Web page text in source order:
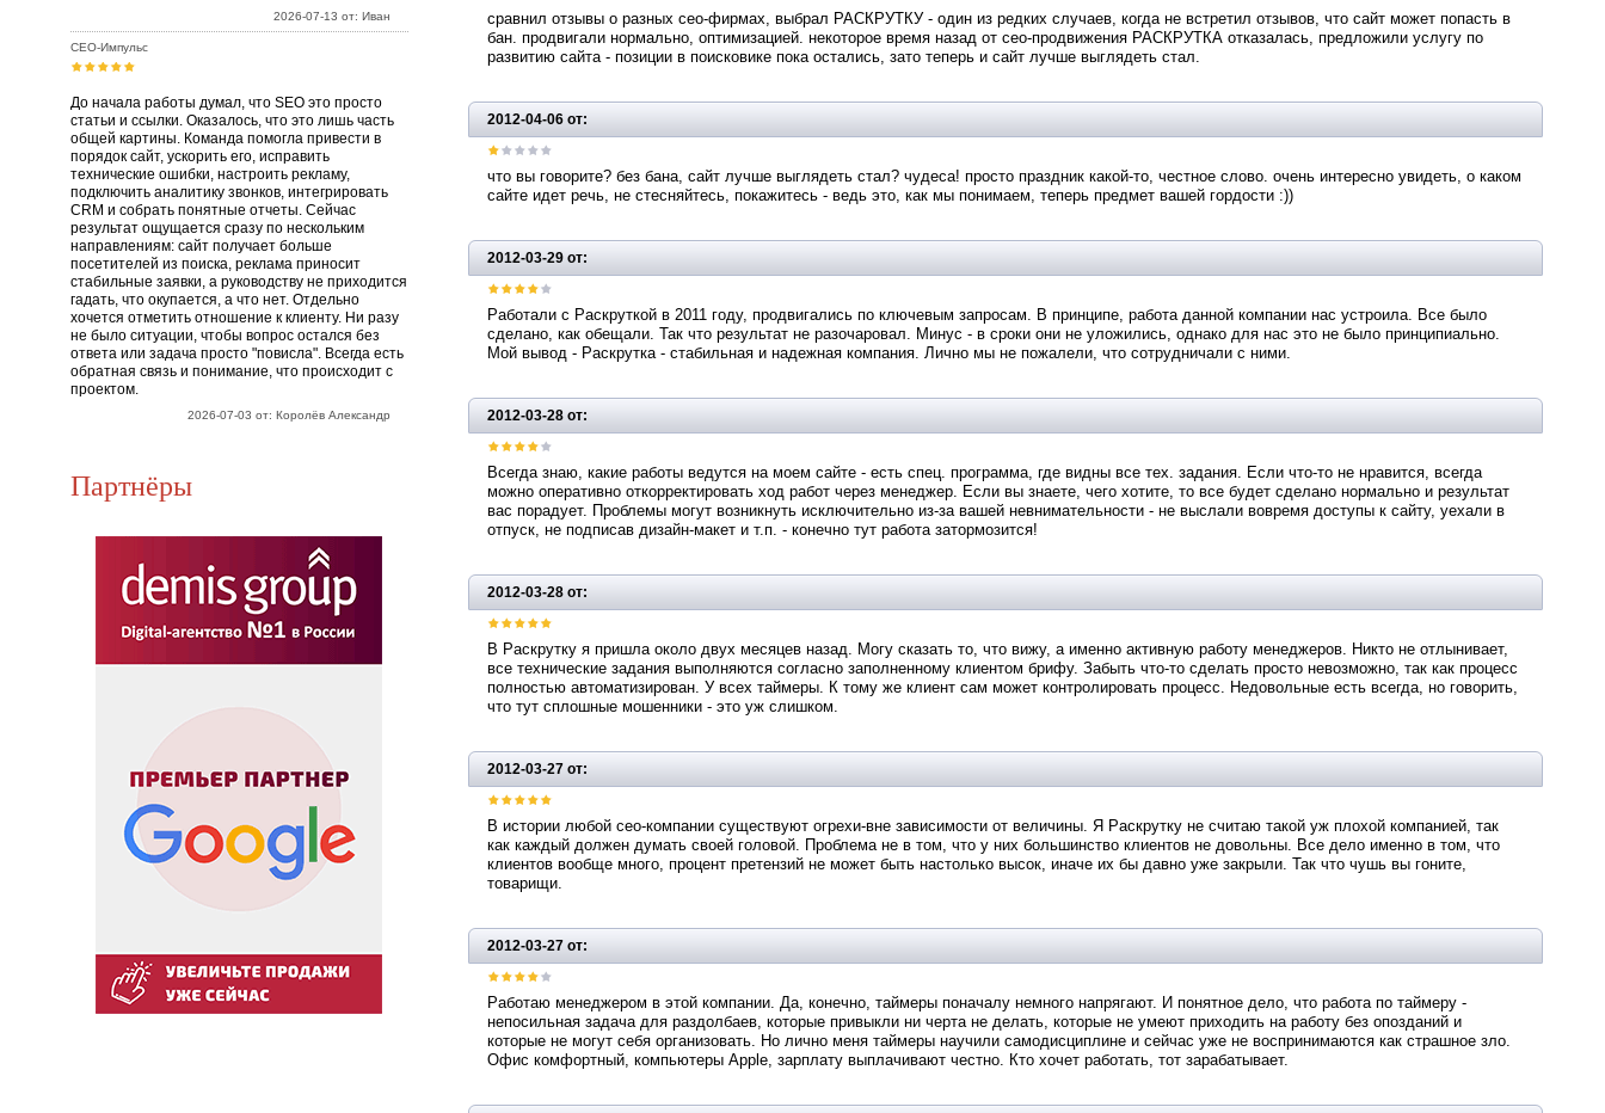
2026-07-13 от: Иван
СЕО-Импульс
До начала работы думал, что SEO это просто
статьи и ссылки. Оказалось, что это лишь часть
общей картины. Команда помогла привести в
порядок сайт, ускорить его, исправить
технические ошибки, настроить рекламу,
подключить аналитику звонков, интегрировать
CRM и собрать понятные отчеты. Сейчас
результат ощущается сразу по нескольким
направлениям: сайт получает больше
посетителей из поиска, реклама приносит
стабильные заявки, а руководству не приходится
гадать, что окупается, а что нет. Отдельно
хочется отметить отношение к клиенту. Ни разу
не было ситуации, чтобы вопрос остался без
ответа или задача просто "повисла". Всегда есть
обратная связь и понимание, что происходит с
проектом.
2026-07-03 от: Королёв Александр
Партнёры
сравнил отзывы о разных сео-фирмах, выбрал РАСКРУТКУ - один из редких случаев, когда не встретил отзывов, что сайт может попасть в
бан. продвигали нормально, оптимизацией. некоторое время назад от сео-продвижения РАСКРУТКА отказалась, предложили услугу по
развитию сайта - позиции в поисковике пока остались, зато теперь и сайт лучше выглядеть стал.
2012-04-06 от:
что вы говорите? без бана, сайт лучше выглядеть стал? чудеса! просто праздник какой-то, честное слово. очень интересно увидеть, о каком
сайте идет речь, не стесняйтесь, покажитесь - ведь это, как мы понимаем, теперь предмет вашей гордости :))
2012-03-29 от:
Работали с Раскруткой в 2011 году, продвигались по ключевым запросам. В принципе, работа данной компании нас устроила. Все было
сделано, как обещали. Так что результат не разочаровал. Минус - в сроки они не уложились, однако для нас это не было принципиально.
Мой вывод - Раскрутка - стабильная и надежная компания. Лично мы не пожалели, что сотрудничали с ними.
2012-03-28 от:
Всегда знаю, какие работы ведутся на моем сайте - есть спец. программа, где видны все тех. задания. Если что-то не нравится, всегда
можно оперативно откорректировать ход работ через менеджер. Если вы знаете, чего хотите, то все будет сделано нормально и результат
вас порадует. Проблемы могут возникнуть исключительно из-за вашей невнимательности - не выслали вовремя доступы к сайту, уехали в
отпуск, не подписав дизайн-макет и т.п. - конечно тут работа затормозится!
2012-03-28 от:
В Раскрутку я пришла около двух месяцев назад. Могу сказать то, что вижу, а именно активную работу менеджеров. Никто не отлынивает,
все технические задания выполняются согласно заполненному клиентом брифу. Забыть что-то сделать просто невозможно, так как процесс
полностью автоматизирован. У всех таймеры. К тому же клиент сам может контролировать процесс. Недовольные есть всегда, но говорить,
что тут сплошные мошенники - это уж слишком.
2012-03-27 от:
В истории любой сео-компании существуют огрехи-вне зависимости от величины. Я Раскрутку не считаю такой уж плохой компанией, так
как каждый должен думать своей головой. Проблема не в том, что у них большинство клиентов не довольны. Все дело именно в том, что
клиентов вообще много, процент претензий не может быть настолько высок, иначе их бы давно уже закрыли. Так что чушь вы гоните,
товарищи.
2012-03-27 от:
Работаю менеджером в этой компании. Да, конечно, таймеры поначалу немного напрягают. И понятное дело, что работа по таймеру -
непосильная задача для раздолбаев, которые привыкли ни черта не делать, которые не умеют приходить на работу без опозданий и
которые не могут себя организовать. Но лично меня таймеры научили самодисциплине и сейчас уже не воспринимаются как страшное зло.
Офис комфортный, компьютеры Apple, зарплату выплачивают честно. Кто хочет работать, тот зарабатывает.